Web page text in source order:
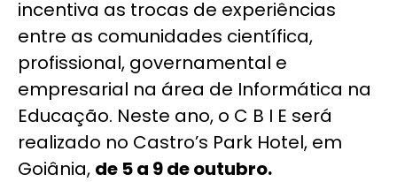
incentiva as trocas de experiências
entre as comunidades científica,
profissional, governamental e
empresarial na área de Informática na
Educação. Neste ano, o C B I E será
realizado no Castro’s Park Hotel, em
Goiânia, de 5 a 9 de outubro.